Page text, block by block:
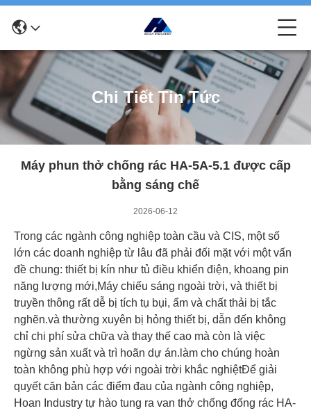
Chi Tiết Tin Tức
Máy phun thở chống rác HA-5A-5.1 được cấp
bằng sáng chế
2026-06-12
Trong các ngành công nghiệp toàn cầu và CIS, một số
lớn các doanh nghiệp từ lâu đã phải đối mặt với một vấn
đề chung: thiết bị kín như tủ điều khiển điện, khoang pin
năng lượng mới,Máy chiếu sáng ngoài trời, và thiết bị
truyền thông rất dễ bị tích tụ bụi, ẩm và chất thải bị tắc
nghẽn.và thường xuyên bị hỏng thiết bị, dẫn đến không
chỉ chi phí sửa chữa và thay thế cao mà còn là việc
ngừng sản xuất và trì hoãn dự án.làm cho chúng hoàn
toàn không phù hợp với ngoài trời khắc nghiệtĐể giải
quyết căn bản các điểm đau của ngành công nghiệp,
Hoan Industry tự hào tung ra van thở chống đống rác HA-